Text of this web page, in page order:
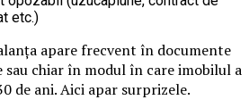
etc.)
apare frecvent în documente
sau chiar în modul în care imobilul a
de ani. Aici apar surprizele.